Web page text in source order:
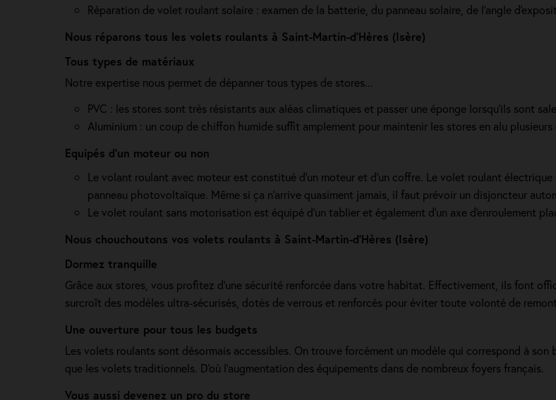
Réparation de volet roulant solaire : examen de la batterie, du panneau solaire, de l'angle
Nous réparons tous les volets roulants à Saint-Martin-d’Hères (Isère)
Tous types de matériaux
Notre expertise nous permet de dépanner tous types de stores...
PVC : les stores sont très résistants aux aléas climatiques et passer une éponge lorsqu'ils sont
Aluminium : un coup de chiffon humide suffit amplement pour maintenir les stores en alu plusieurs
Equipés d'un moteur ou non
Le volant roulant avec moteur est constitué d’un moteur et d’un coffre. Le volet roulant
panneau photovoltaïque. Même si ça n'arrive quasiment jamais, il faut prévoir un disjoncteur
Le volet roulant sans motorisation est équipé d'un tablier et également d'un axe d'enroulement
Nous chouchoutons vos volets roulants à Saint-Martin-d’Hères (Isère)
Dormez tranquille
Grâce aux stores, vous profitez d'une sécurité renforcée dans votre habitat. Effectivement, ils font
surcroît des modèles ultra-sécurisés, dotés de verrous et renforcés pour éviter toute volonté de
Une ouverture pour tous les budgets
Les volets roulants sont désormais accessibles. On trouve forcément un modèle qui correspond à
que les volets traditionnels. D'où l'augmentation des équipements dans de nombreux foyers français.
Vous aussi devenez un pro du store